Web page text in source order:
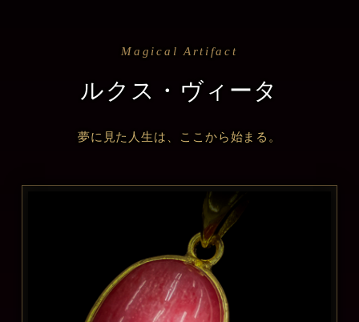
Magical Artifact
ルクス・ヴィータ
夢に見た人生は、ここから始まる。